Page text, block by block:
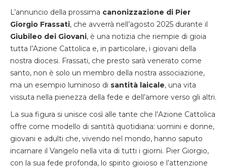
L’annuncio della prossima canonizzazione di Pier
Giorgio Frassati, che avverrà nell’agosto 2025 durante il
Giubileo dei Giovani, è una notizia che riempie di gioia
tutta l’Azione Cattolica e, in particolare, i giovani della
nostra diocesi. Frassati, che presto sarà venerato come
santo, non è solo un membro della nostra associazione,
ma un esempio luminoso di santità laicale, una vita
vissuta nella pienezza della fede e dell’amore verso gli altri.
La sua figura si unisce così alle tante che l’Azione Cattolica
offre come modello di santità quotidiana: uomini e donne,
giovani e adulti che, vivendo nel mondo, hanno saputo
incarnare il Vangelo nella vita di tutti i giorni. Pier Giorgio,
con la sua fede profonda, lo spirito gioioso e l’attenzione